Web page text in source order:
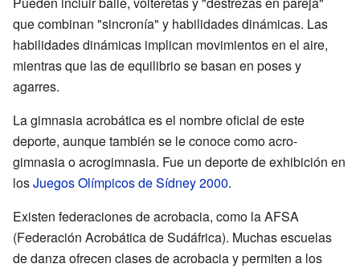
que combinan "sincronía" y habilidades dinámicas. Las
habilidades dinámicas implican movimientos en el aire,
mientras que las de equilibrio se basan en poses y
agarres.
La gimnasia acrobática es el nombre oficial de este
deporte, aunque también se le conoce como acro-
gimnasia o acrogimnasia. Fue un deporte de exhibición en
losJuegos Olímpicos de Sídney 2000.
Existen federaciones de acrobacia, como la AFSA
(Federación Acrobática de Sudáfrica). Muchas escuelas
de danza ofrecen clases de acrobacia y permiten a los